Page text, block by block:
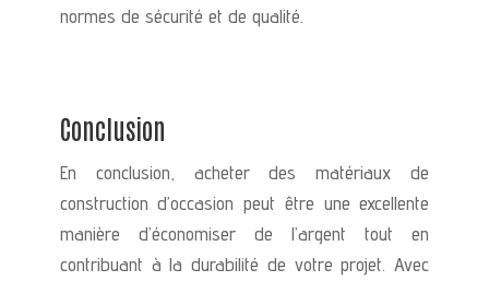
normes de sécurité et de qualité.
Conclusion
En conclusion, acheter des matériaux de
construction d’occasion peut être une excellente
manière d’économiser de l’argent tout en
contribuant à la durabilité de votre projet. Avec